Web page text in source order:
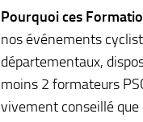
Pourquoi ces
nos événements
départementaux,
moins 2 formateurs
vivement conseillé